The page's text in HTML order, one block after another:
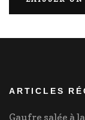
ARTICLES
Gaufre salée à